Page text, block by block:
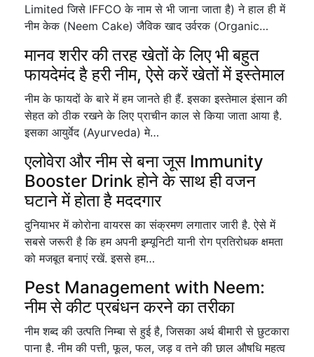
Limited जिसे IFFCO के नाम से भी जाना जाता है) ने हाल ही में
नीम केक (Neem Cake) जैविक खाद उर्वरक (Organic…
मानव शरीर की तरह खेतों के लिए भी बहुत
फायदेमंद है हरी नीम, ऐसे करें खेतों में इस्तेमाल
नीम के फायदों के बारे में हम जानते ही हैं. इसका इस्तेमाल इंसान की
सेहत को ठीक रखने के लिए प्राचीन काल से किया जाता आया है.
इसका आयुर्वेद (Ayurveda) मे…
एलोवेरा और नीम से बना जूस Immunity
Booster Drink होने के साथ ही वजन
घटाने में होता है मददगार
दुनियाभर में कोरोना वायरस का संक्रमण लगातार जारी है. ऐसे में
सबसे जरूरी है कि हम अपनी इम्यूनिटी यानी रोग प्रतिरोधक क्षमता
को मजबूत बनाएं रखें. इससे हम…
Pest Management with Neem:
नीम से कीट प्रबंधन करने का तरीका
नीम शब्द की उत्पति निम्बा से हुई है, जिसका अर्थ बीमारी से छुटकारा
पाना है. नीम की पत्ती, फूल, फल, जड़ व तने की छाल औषधि महत्व